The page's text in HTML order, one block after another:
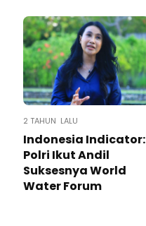
2 TAHUN LALU
Indonesia Indicator:
Polri Ikut Andil
Suksesnya World
Water Forum